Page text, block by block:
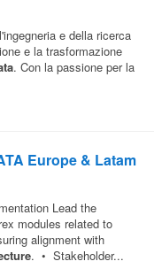
e della ricerca
e la trasformazione
. Con la passione per la
Europe & Latam
Lead the
modules related to
alignment with
. • Stakeholder...